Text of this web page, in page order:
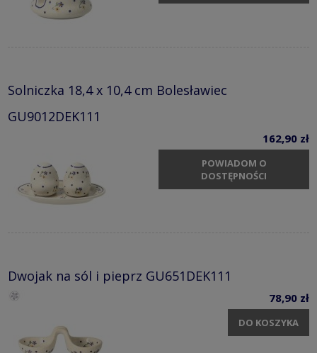
Solniczka 18,4 x 10,4 cm Bolesławiec
GU9012DEK111
162,90 zł
POWIADOM O
DOSTĘPNOŚCI
Dwojak na sól i pieprz GU651DEK111
78,90 zł
DO KOSZYKA